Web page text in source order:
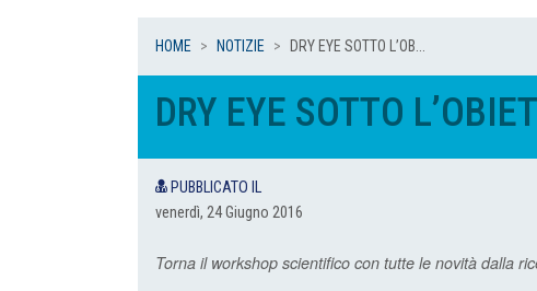
HOME NOTIZIE DRY EYE SOTTO L’OB...
DRY EYE SOTTO
PUBBLICATO IL
venerdì, 24 Giugno 2016
Torna il workshop scientifico con tutte le novità dalla